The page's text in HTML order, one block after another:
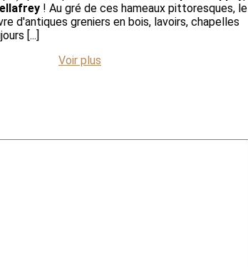
! Au gré de ces hameaux pittoresques, le
d'antiques greniers en bois, lavoirs, chapelles
[...]
Voir plus